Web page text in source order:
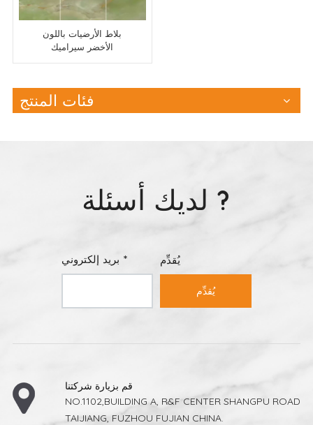
بلاط الأرضيات باللون
الأخضر سيراميك
فئات المنتج
لديك أسئلة ?
بريد إلكتروني * يُقدِّم
يُقدِّم
قم بزيارة شركتنا
NO.1102,BUILDING A, R&F CENTER SHANGPU ROAD
TAIJIANG, FUZHOU FUJIAN CHINA.